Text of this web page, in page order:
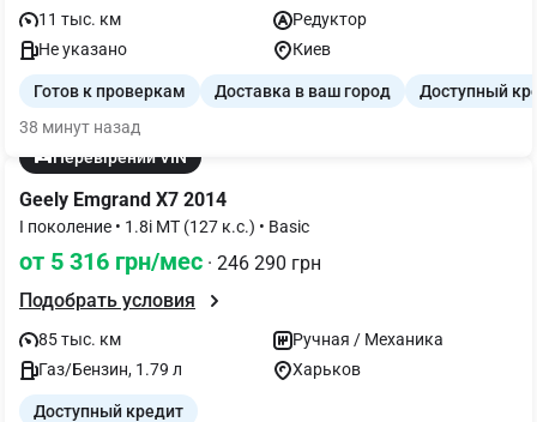
11 тыс. км
Редуктор
Не указано
Киев
Готов к проверкам Доставка в ваш город
Доступный
38 минут назад
Перевірений VIN
Geely Emgrand X7 2014
I поколение • 1.8i MT (127 к.с.) • Basic
от 5 316 грн/мес · 246 290 грн
Подобрать условия
85 тыс. км
Ручная / Механика
Газ/Бензин, 1.79 л
Харьков
Доступный кредит